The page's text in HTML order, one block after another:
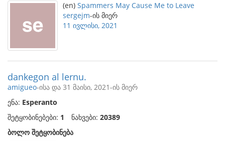
(en) Spammers May Cause Me to Leave
sergejm-ის მიერ
11 ივლისი, 2021
dankegon al lernu.
amigueo-ისა და 31 მაისი, 2021-ის მიერ
ენა: Esperanto
შეტყობინებები: 1 ნახვები: 20389
ბოლო შეტყობინება